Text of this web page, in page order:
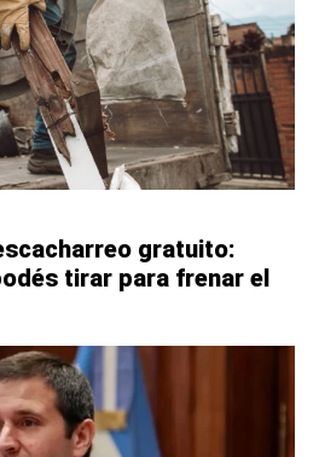
gratuito:
tirar para frenar el